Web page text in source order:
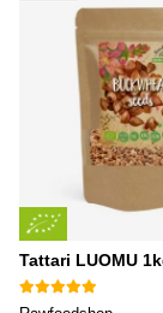
Tattari LUOMU